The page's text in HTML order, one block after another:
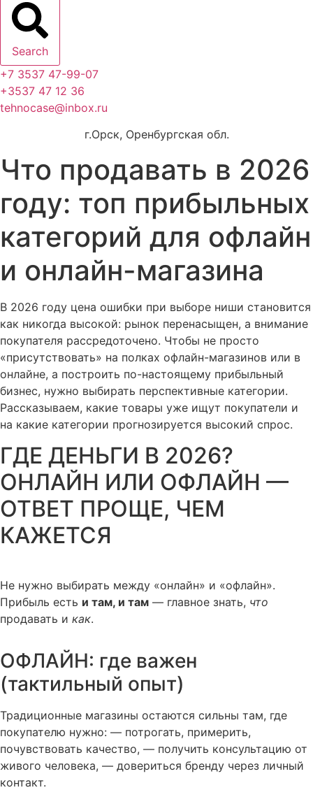
Search
+7 3537 47-99-07
+3537 47 12 36
tehnocase@inbox.ru
г.Орск, Оренбургская обл.
Что продавать в 2026
году: топ прибыльных
категорий для офлайн
и онлайн-магазина
В 2026 году цена ошибки при выборе ниши становится
как никогда высокой: рынок перенасыщен, а внимание
покупателя рассредоточено. Чтобы не просто
«присутствовать» на полках офлайн-магазинов или в
онлайне, а построить по-настоящему прибыльный
бизнес, нужно выбирать перспективные категории.
Рассказываем, какие товары уже ищут покупатели и
на какие категории прогнозируется высокий спрос.
ГДЕ ДЕНЬГИ В 2026?
ОНЛАЙН ИЛИ ОФЛАЙН —
ОТВЕТ ПРОЩЕ, ЧЕМ
КАЖЕТСЯ
Не нужно выбирать между «онлайн» и «офлайн».
Прибыль есть и там, и там — главное знать, что
продавать и как.
ОФЛАЙН: где важен
(тактильный опыт)
Традиционные магазины остаются сильны там, где
покупателю нужно: — потрогать, примерить,
почувствовать качество, — получить консультацию от
живого человека, — довериться бренду через личный
контакт.